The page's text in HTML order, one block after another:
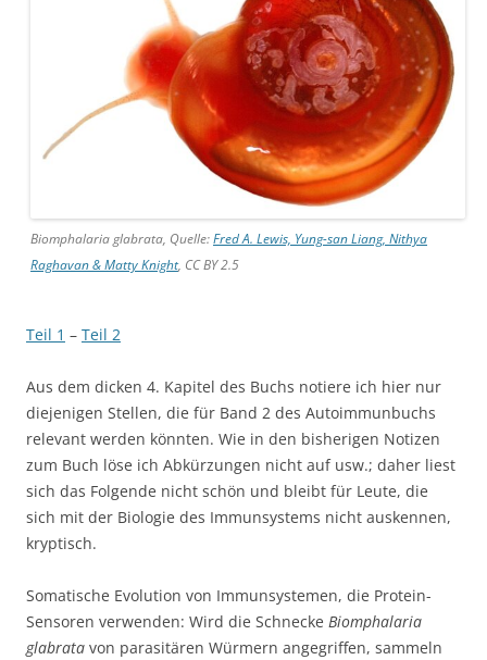
Biomphalaria glabrata, Quelle:Fred A. Lewis, Yung-san Liang, Nithya
Raghavan & Matty Knight, CC BY 2.5
Teil 1 – Teil 2
Aus dem dicken 4. Kapitel des Buchs notiere ich hier nur
diejenigen Stellen, die für Band 2 des Autoimmunbuchs
relevant werden könnten. Wie in den bisherigen Notizen
zum Buch löse ich Abkürzungen nicht auf usw.; daher liest
sich das Folgende nicht schön und bleibt für Leute, die
sich mit der Biologie des Immunsystems nicht auskennen,
kryptisch.
Somatische Evolution von Immunsystemen, die Protein-
Sensoren verwenden: Wird die Schnecke Biomphalaria
glabrata von parasitären Würmern angegriffen, sammeln